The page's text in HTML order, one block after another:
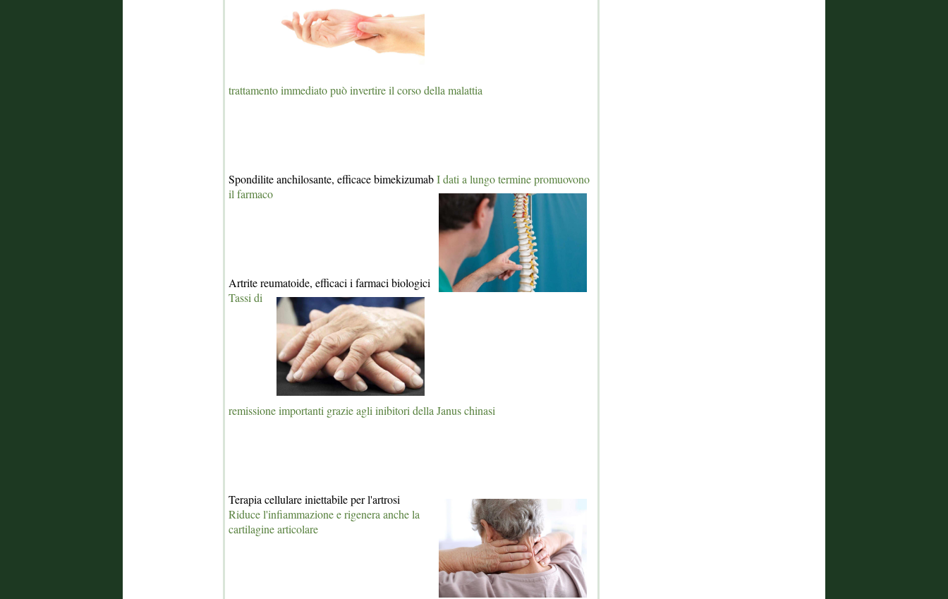
trattamento immediato può invertire il corso della malattia
Spondilite anchilosante, efficace bimekizumabI dati a lungo termine promuovono
il farmaco
Artrite reumatoide, efficaci i farmaci biologici
Tassi di
remissione importanti grazie agli inibitori della Janus chinasi
Terapia cellulare iniettabile per l'artrosi
Riduce l'infiammazione e rigenera anche la
cartilagine articolare